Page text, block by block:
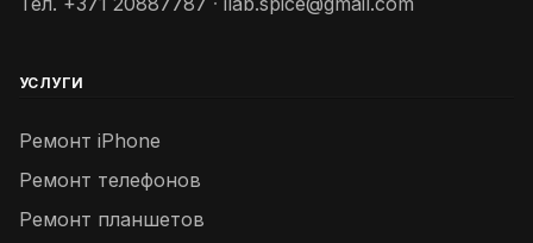
УСЛУГИ
Ремонт iPhone
Ремонт телефонов
Ремонт планшетов